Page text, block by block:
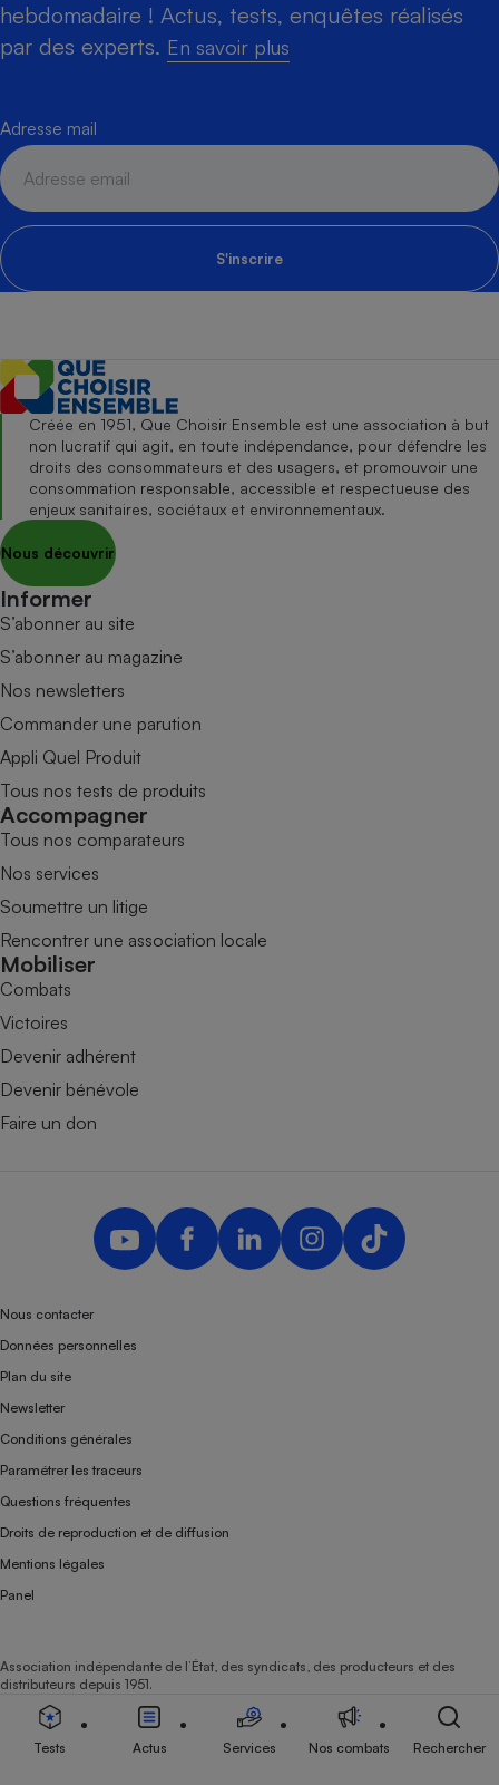
hebdomadaire ! Actus, tests, enquêtes réalisés
par des experts. En savoir plus
Adresse mail
S'inscrire
Créée en 1951, Que Choisir Ensemble est une association à but
non lucratif qui agit, en toute indépendance, pour défendre les
droits des consommateurs et des usagers, et promouvoir une
consommation responsable, accessible et respectueuse des
enjeux sanitaires, sociétaux et environnementaux.
Nous découvrir
Informer
S’abonner au site
S’abonner au magazine
Nos newsletters
Commander une parution
Appli Quel Produit
Tous nos tests de produits
Accompagner
Tous nos comparateurs
Nos services
Soumettre un litige
Rencontrer une association locale
Mobiliser
Combats
Victoires
Devenir adhérent
Devenir bénévole
Faire un don
Nous contacter
Données personnelles
Plan du site
Newsletter
Conditions générales
Paramétrer les traceurs
Questions fréquentes
Droits de reproduction et de diffusion
Mentions légales
Panel
Association indépendante de l’État, des syndicats, des producteurs et des
distributeurs depuis 1951.
Tests Actus Services Nos combats Rechercher